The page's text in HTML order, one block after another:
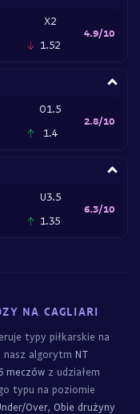
X2
1.52
4.9/10
O1.5
1.4
2.8/10
U3.5
1.35
6.3/10
NA CAGLIARI
typy piłkarskie na
nasz algorytm NT
meczów z udziałem
typu na poziomie
Over, Obie drużyny